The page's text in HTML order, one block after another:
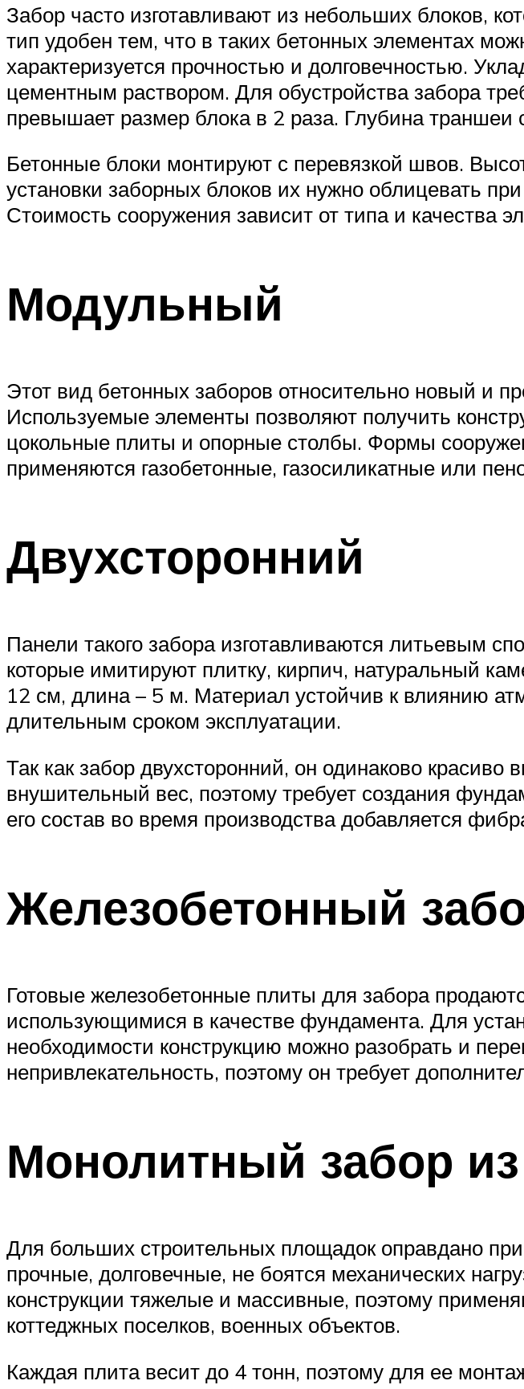
Забор часто изготавливают из небольших блоков,
тип удобен тем, что в таких бетонных элементах
характеризуется прочностью и долговечностью.
цементным раствором. Для обустройства забора
превышает размер блока в 2 раза. Глубина траншеи
Бетонные блоки монтируют с перевязкой швов.
установки заборных блоков их нужно облицевать
Стоимость сооружения зависит от типа и качества
Модульный
Этот вид бетонных заборов относительно новый и
Используемые элементы позволяют получить
цокольные плиты и опорные столбы. Формы
применяются газобетонные, газосиликатные или
Двухсторонний
Панели такого забора изготавливаются литьевым
которые имитируют плитку, кирпич, натуральный
12 см, длина – 5 м. Материал устойчив к влиянию
длительным сроком эксплуатации.
Так как забор двухсторонний, он одинаково
внушительный вес, поэтому требует создания
его состав во время производства добавляется
Железобетонный
Готовые железобетонные плиты для забора
использующимися в качестве фундамента. Для
необходимости конструкцию можно разобрать и
непривлекательность, поэтому он требует
Монолитный забор
Для больших строительных площадок оправдано
прочные, долговечные, не боятся механических
конструкции тяжелые и массивные, поэтому
коттеджных поселков, военных объектов.
Каждая плита весит до 4 тонн, поэтому для ее